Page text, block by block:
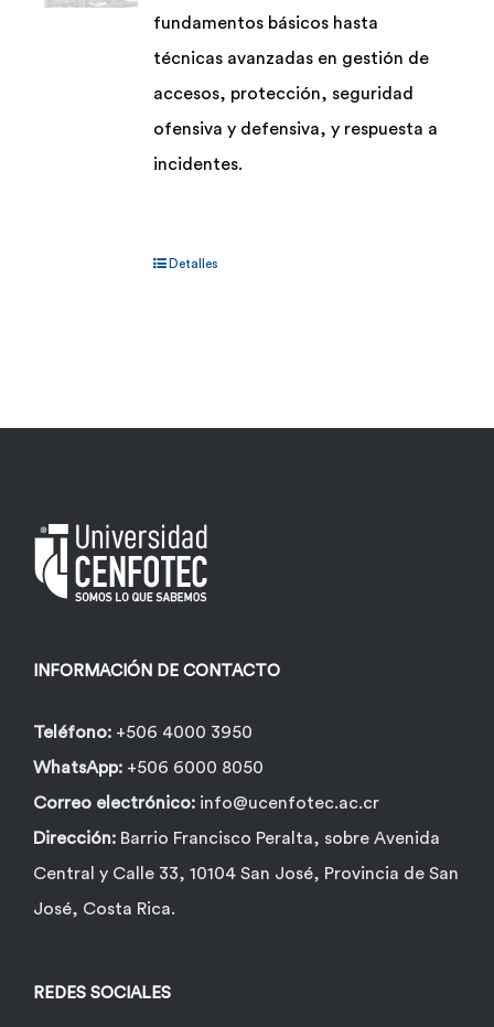
fundamentos básicos hasta
técnicas avanzadas en gestión de
accesos, protección, seguridad
ofensiva y defensiva, y respuesta a
incidentes.
Detalles
INFORMACIÓN DE CONTACTO
Teléfono: +506 4000 3950
WhatsApp: +506 6000 8050
Correo electrónico: info@ucenfotec.ac.cr
Dirección: Barrio Francisco Peralta, sobre Avenida
Central y Calle 33, 10104 San José, Provincia de San
José, Costa Rica.
REDES SOCIALES